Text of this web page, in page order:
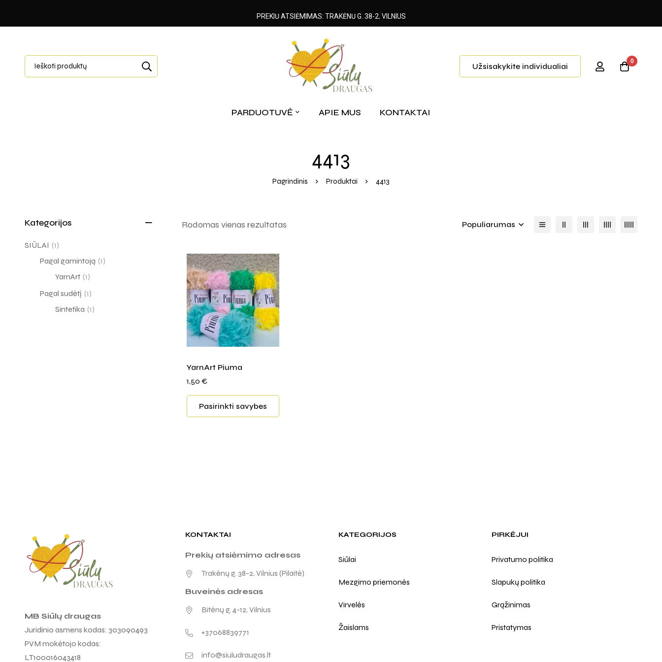
Užsisakykite individualiai
0
PARDUOTUVĖ APIE MUS KONTAKTAI
4413
Pagrindinis Produktai 4413
Kategorijos
SIŪLAI (1)
Pagal gamintoją (1)
YarnArt (1)
Pagal sudėtį (1)
Sintetika (1)
Rodomas vienas rezultatas Populiarumas
YarnArt Piuma
1,50 €
Pasirinkti savybes
MB Siūlų draugas
Juridinio asmens kodas: 303090493
PVM mokėtojo kodas:
LT100016043418
KONTAKTAI
Prekių atsiėmimo adresas
Trakėnų g. 38-2, Vilnius (Pilaitė)
Buveinės adresas
Bitėnų g. 4-12, Vilnius
+37068839771
info@siuludraugas.lt
KATEGORIJOS
Siūlai
Mezgimo priemonės
Virvelės
Žaislams
PIRKĖJUI
Privatumo politika
Slapukų politika
Grąžinimas
Pristatymas
PREKIŲ ATSIĖMIMAS: TRAKĖNŲ G. 38-2, VILNIUS